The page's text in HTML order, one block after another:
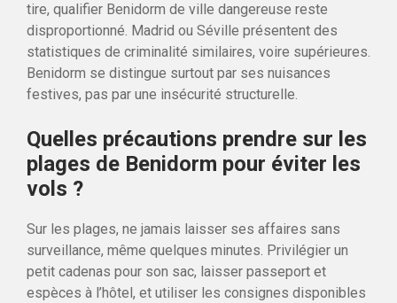
tire, qualifier Benidorm de ville dangereuse reste
disproportionné. Madrid ou Séville présentent des
statistiques de criminalité similaires, voire supérieures.
Benidorm se distingue surtout par ses nuisances
festives, pas par une insécurité structurelle.
Quelles précautions prendre sur les
plages de Benidorm pour éviter les
vols ?
Sur les plages, ne jamais laisser ses affaires sans
surveillance, même quelques minutes. Privilégier un
petit cadenas pour son sac, laisser passeport et
espèces à l’hôtel, et utiliser les consignes disponibles